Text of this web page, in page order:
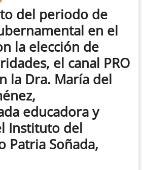
del periodo de
en el
la elección de
el canal PRO
la Dra. María del
educadora y
Instituto del
Patria Soñada,